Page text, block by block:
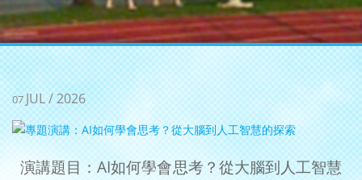
07JUL / 2026
演講題目：AI如何學會思考？從大腦到人工智慧